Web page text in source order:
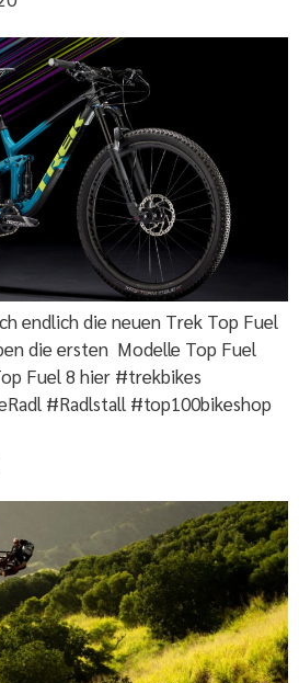
endlich die neuen Trek Top Fuel
die ersten Modelle Top Fuel
Fuel 8 hier #trekbikes
#Radlstall #top100bikeshop